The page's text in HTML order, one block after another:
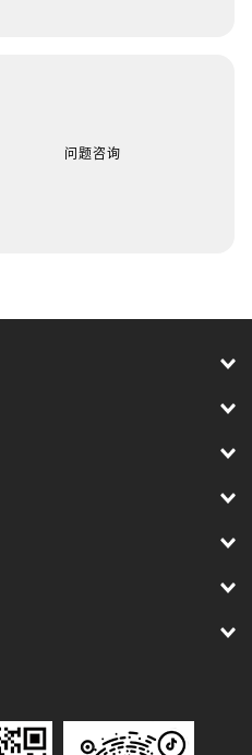
问题咨询